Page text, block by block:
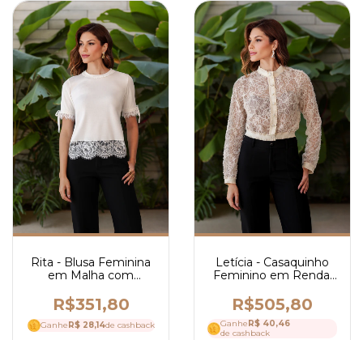
Rita - Blusa Feminina
em Malha com
na Barra- Ref 4273
R$351,80
Ganhe R$ 28,14de cashback
Letícia - Casaquinho
Feminino em Renda,
Botões Frontais - Ref
4290
R$505,80
Ganhe R$ 40,46
de cashback